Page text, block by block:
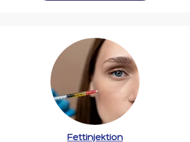
Fettinjektion